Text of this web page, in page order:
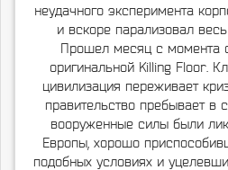
неудачного эксперимента
и вскоре парализовал
Прошел месяц с момента
оригинальной Killing Floor.
цивилизация переживает
правительство пребывает в
вооруженные силы были
Европы, хорошо
подобных условиях и